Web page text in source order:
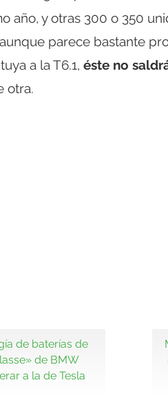
año, y otras 300 o 350
parece bastante
a la T6.1, éste no
otra.
de baterías de
de BMW
a la de Tesla